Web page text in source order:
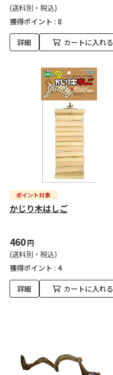
(送料別・税込)
獲得ポイント : 8
詳細 カートに入れる
かじり木はしご
460円
(送料別・税込)
獲得ポイント : 4
詳細 カートに入れる